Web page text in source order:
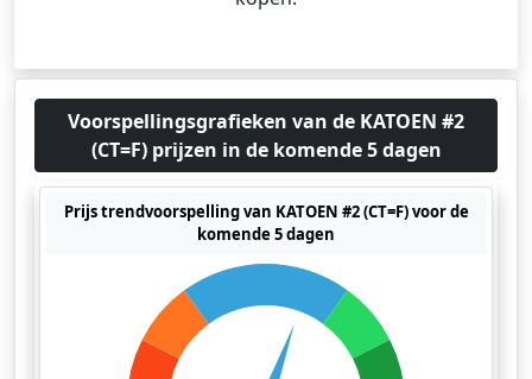
Voorspellingsgrafieken van de KATOEN #2
(CT=F) prijzen in de komende 5 dagen
Prijs trendvoorspelling van KATOEN #2 (CT=F) voor de
komende 5 dagen